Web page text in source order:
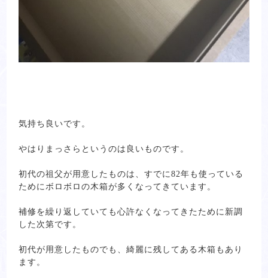
気持ち良いです。
やはりまっさらというのは良いものです。
初代の祖父が用意したものは、すでに82年も使っている
ためにボロボロの木箱が多くなってきています。
補修を繰り返していても心許なくなってきたために新調
した次第です。
初代が用意したものでも、綺麗に残してある木箱もあり
ます。